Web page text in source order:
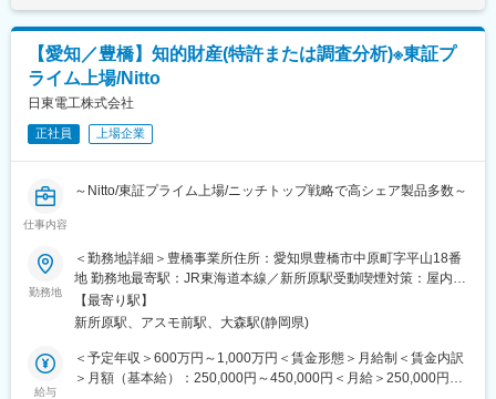
ります。また、発明発掘や出願権利化のみならず、クリアラン
ス、契約、権利活用までの経験機会や外部研修等の機会もあり、
知財担当者としてとてもやりがいが感じられると思います
変更の範囲：会社の定める業務
ただきます。
・5年後：後輩特許実務者を指導しながら、担当テーマの知財戦略
立案、発明発掘、出願権利化を事業執行体の開発者と連携しなが
ら進めていただきます。
＜特許調査分析＞
・3年後：特許調査・分析の実務担当者として、上長サポートのも
と、他部門（研究開発、企画、営業など）と連携し、技術トレン
ドや競合企業の知財動向を分析、他部門へのインサイト提供を通
マネタイズ)を推進しています。
・5年後：知財調査・解析の専門家として、主体的に、社内の複数
の部署と連携しながら、特許および非特許情報を基にした新規事
業創出、および、知財を活用したマネタイズテーマの発掘を行
育・指導を通じて、知財リテラシーの向上と組織全体の知財力強
化に貢献、チームの中核メンバーとして信頼される存在となって
【愛知／豊橋】知的財産(特許または調査分析)※東証プ
ライム上場/Nitto
日東電工株式会社
正社員 上場企業
仕事内容
～Nitto/東証プライム上場/ニッチトップ戦略で高シェア製品多数～
・特許実務：担当するテーマの発明発掘から契約、権利活用まで
の一貫した特許実務。
・特許調査分析：社内の特許調査テーマに対し、調査分析及び提
案を行う調査実務。
※今までのご経験や志向により、いずれかの職務をお任せします。
【入社後まずお任せしたい業務】
勤務地
＜勤務地詳細＞豊橋事業所住所：愛知県豊橋市中原町字平山18番
地 勤務地最寄駅：JR東海道本線／新所原駅受動喫煙対策：屋内全
面禁煙変更の範囲：会社の定める事業所
【最寄り駅】
新所原駅、アスモ前駅、大森駅(静岡県)
給与
＜予定年収＞600万円～1,000万円＜賃金形態＞月給制＜賃金内訳
＞月額（基本給）：250,000円～450,000円＜月給＞250,000円～